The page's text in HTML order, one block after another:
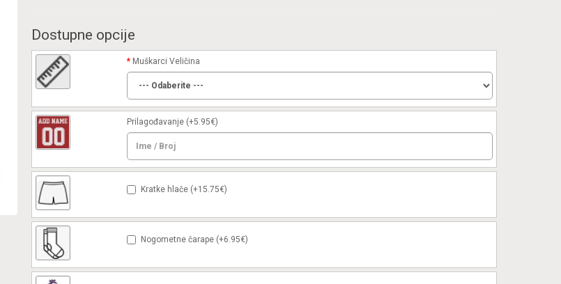
Dostupne opcije
Muškarci Veličina
Prilagođavanje(+5.95€)
Kratke hlače (+15.75€)
Nogometne čarape (+6.95€)